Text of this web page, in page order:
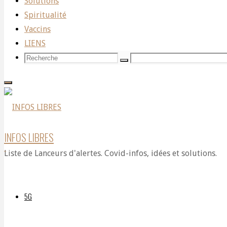
Spiritualité
Vaccins
LIENS
Recherche
Recherche
Recherche
INFOS LIBRES
Liste de Lanceurs d'alertes. Covid-infos, idées et solutions.
5G